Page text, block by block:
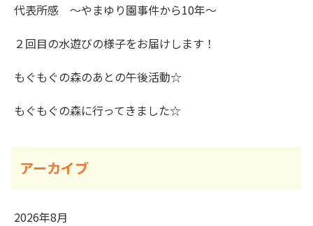
代表所感 ～やまゆり園事件から10年～
２回目の水遊びの様子をお届けします！
もぐもぐの森のあとの午後活動☆
もぐもぐの森に行ってきました☆
アーカイブ
2026年8月